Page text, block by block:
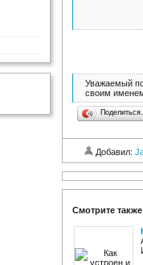
Уважаемый
своим
Добавил:
Смотрите